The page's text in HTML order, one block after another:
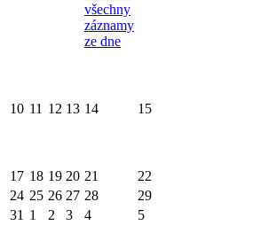
všechny
záznamy
ze dne
10 11 12 13 14 15
17 18 19 20 21 22
24 25 26 27 28 29
31 1 2 3 4 5